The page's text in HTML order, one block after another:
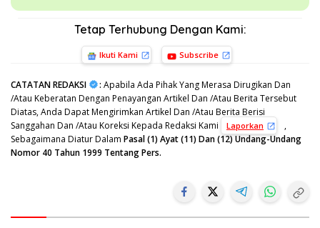
Tetap Terhubung Dengan Kami:
Ikuti Kami Subscribe
CATATAN REDAKSI : Apabila Ada Pihak Yang Merasa Dirugikan Dan
/Atau Keberatan Dengan Penayangan Artikel Dan /Atau Berita Tersebut
Diatas, Anda Dapat Mengirimkan Artikel Dan /Atau Berita Berisi
Sanggahan Dan /Atau Koreksi Kepada Redaksi Kami
Laporkan
,
Sebagaimana Diatur Dalam Pasal (1) Ayat (11) Dan (12) Undang-Undang
Nomor 40 Tahun 1999 Tentang Pers.